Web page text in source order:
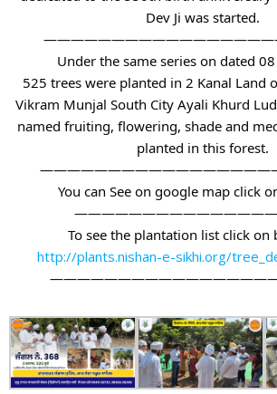
Dev Ji was started.
Under the same series on dated
525 trees were planted in 2 Kanal Land
Vikram Munjal South City Ayali Khurd
named fruiting, flowering, shade and
planted in this forest.
You can See on google map click
To see the plantation list click on
http://plants.nishan-e-sikhi.org/